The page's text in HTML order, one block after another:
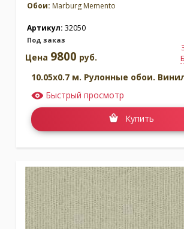
Обои: Marburg Memento
Артикул: 32050
Под заказ
Цена 9800 руб.
10.05x0.7 м. Рулонные обои.
Быстрый просмотр
Купить